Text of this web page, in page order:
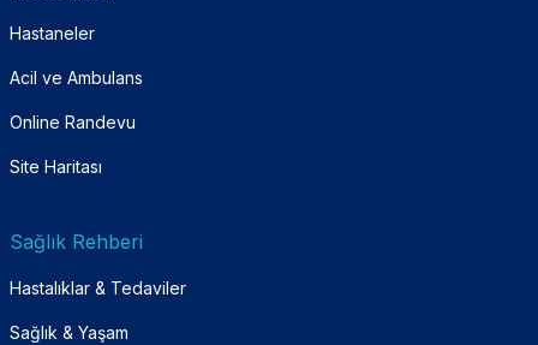
Hastaneler
Acil ve Ambulans
Online Randevu
Site Haritası
Sağlık Rehberi
Hastalıklar & Tedaviler
Sağlık & Yaşam